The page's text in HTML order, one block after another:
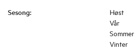
Sesong:
Høst
Vår
Sommer
Vinter